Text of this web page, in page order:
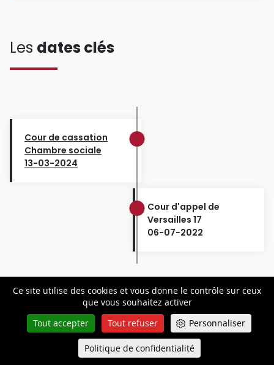
Ce site utilise des cookies et vous donne le contrôle sur ceux
que vous souhaitez activer
Tout accepter
Tout refuser Personnaliser
Politique de confidentialité
Les dates clés
Cour de cassation
Chambre sociale
13-03-2024
Cour d'appel de
Versailles 17
06-07-2022
Restezinformé
Queue-Fair